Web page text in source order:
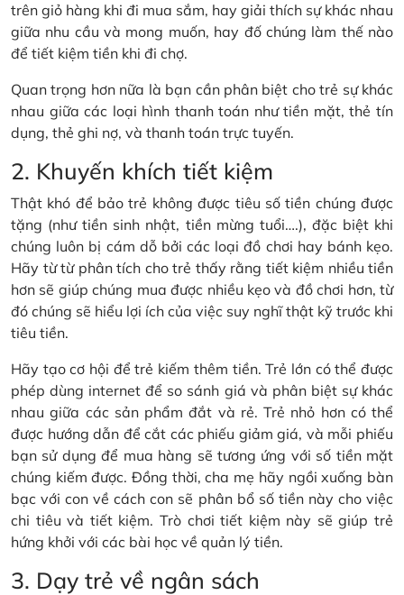
trên giỏ hàng khi đi mua sắm, hay giải thích sự khác nhau
giữa nhu cầu và mong muốn, hay đố chúng làm thế nào
để tiết kiệm tiền khi đi chợ.
Quan trọng hơn nữa là bạn cần phân biệt cho trẻ sự khác
nhau giữa các loại hình thanh toán như tiền mặt, thẻ tín
dụng, thẻ ghi nợ, và thanh toán trực tuyến.
2. Khuyến khích tiết kiệm
Thật khó để bảo trẻ không được tiêu số tiền chúng được
tặng (như tiền sinh nhật, tiền mừng tuổi….), đặc biệt khi
chúng luôn bị cám dỗ bởi các loại đồ chơi hay bánh kẹo.
Hãy từ từ phân tích cho trẻ thấy rằng tiết kiệm nhiều tiền
hơn sẽ giúp chúng mua được nhiều kẹo và đồ chơi hơn, từ
đó chúng sẽ hiểu lợi ích của việc suy nghĩ thật kỹ trước khi
tiêu tiền.
Hãy tạo cơ hội để trẻ kiếm thêm tiền. Trẻ lớn có thể được
phép dùng internet để so sánh giá và phân biệt sự khác
nhau giữa các sản phẩm đắt và rẻ. Trẻ nhỏ hơn có thể
được hướng dẫn để cắt các phiếu giảm giá, và mỗi phiếu
bạn sử dụng để mua hàng sẽ tương ứng với số tiền mặt
chúng kiếm được. Đồng thời, cha mẹ hãy ngồi xuống bàn
bạc với con về cách con sẽ phân bổ số tiền này cho việc
chi tiêu và tiết kiệm. Trò chơi tiết kiệm này sẽ giúp trẻ
hứng khởi với các bài học về quản lý tiền.
3. Dạy trẻ về ngân sách